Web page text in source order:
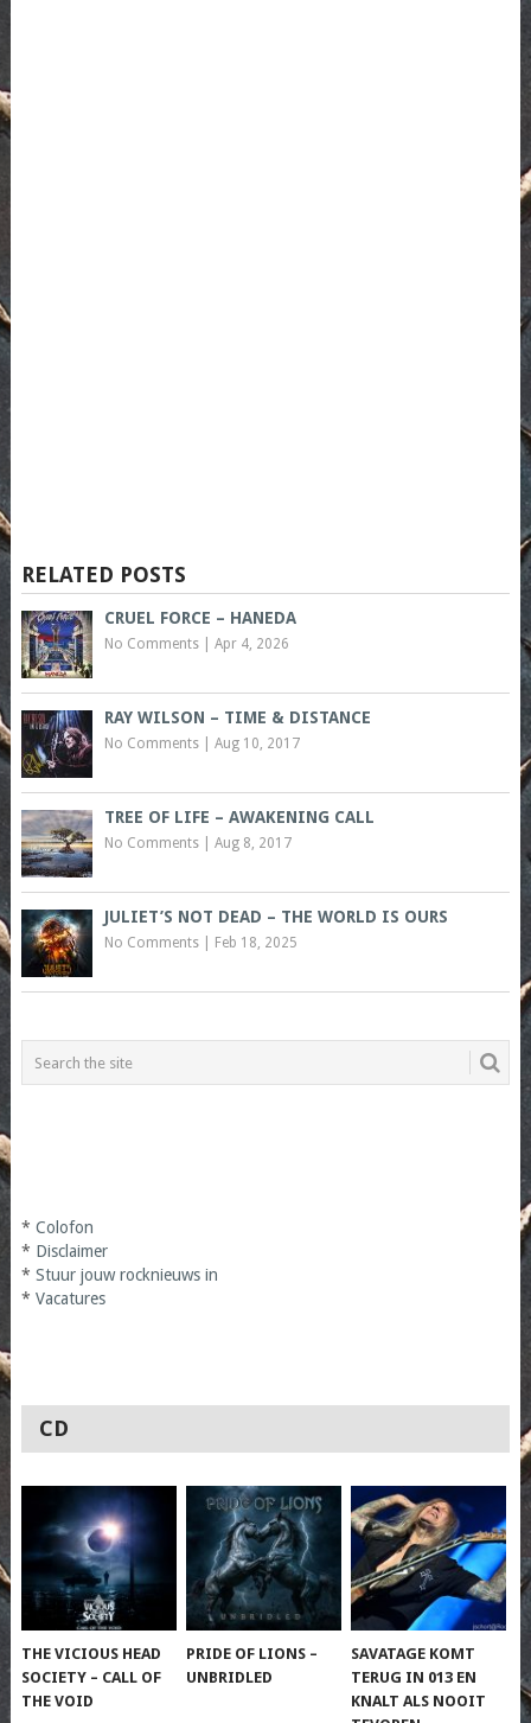
RELATED POSTS
CRUEL FORCE – HANEDA
No Comments| Apr 4, 2026
RAY WILSON – TIME & DISTANCE
No Comments| Aug 10, 2017
TREE OF LIFE – AWAKENING CALL
No Comments| Aug 8, 2017
JULIET’S NOT DEAD – THE WORLD IS OURS
No Comments| Feb 18, 2025
* Colofon
* Disclaimer
* Stuur jouw rocknieuws in
* Vacatures
CD
THE VICIOUS HEAD
SOCIETY – CALL OF
THE VOID
PRIDE OF LIONS –
UNBRIDLED
SAVATAGE KOMT
TERUG IN 013 EN
KNALT ALS NOOIT